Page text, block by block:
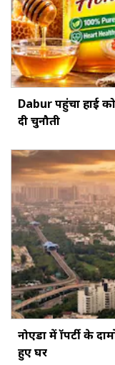
Dabur पहुंचा हाई
दी चुनौती
नोएडा में प्रॉपर्टी के
हुए घर